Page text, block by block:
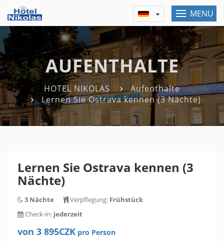
MENU
AUFENTHALTE
HOTEL NIKOLAS
Aufenthalte
Lernen Sie Ostrava kennen (3 Nächte)
Lernen Sie Ostrava kennen (3
Nächte)
3 Nächte Verpflegung: Frühstück
Check-in: jederzeit
von 3 895CZK pro Person